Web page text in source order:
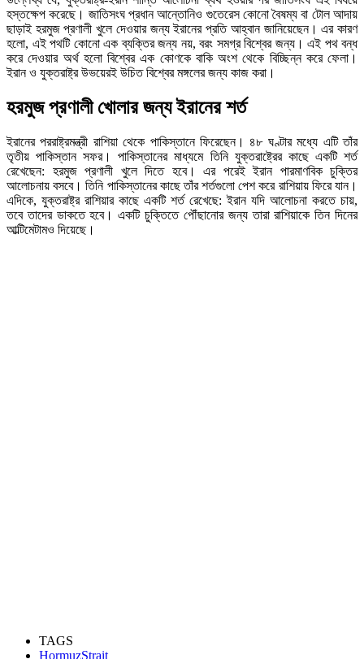
হস্তক্ষেপ করেছে। জাতিসংঘ প্রধান আন্তোনিও গুতেরেস কোনো বৈষম্য বা টোল আদায়
ছাড়াই হরমুজ প্রণালী খুলে দেওয়ার জন্য ইরানের প্রতি আহ্বান জানিয়েছেন। এর কারণ
হলো, এই পথটি কোনো এক ব্যক্তির জন্য নয়, বরং সমগ্র বিশ্বের জন্য। এই পথ বন্ধ
করে দেওয়ার অর্থ হলো বিশ্বের এক কোণকে বাকি অংশ থেকে বিচ্ছিন্ন করে ফেলা।
ইরান ও যুক্তরাষ্ট্র উভয়েরই উচিত বিশ্বের মঙ্গলের জন্য কাজ করা।
হরমুজ প্রণালী খোলার জন্য ইরানের শর্ত
ইরানের পররাষ্ট্রমন্ত্রী রাশিয়া থেকে পাকিস্তানে ফিরেছেন। ৪৮ ঘণ্টার মধ্যে এটি তাঁর
তৃতীয় পাকিস্তান সফর। পাকিস্তানের মাধ্যমে তিনি যুক্তরাষ্ট্রের কাছে একটি শর্ত
রেখেছেন: হরমুজ প্রণালী খুলে দিতে হবে। এর পরেই ইরান পারমাণবিক চুক্তির
আলোচনায় বসবে। তিনি পাকিস্তানের কাছে তাঁর শর্তগুলো পেশ করে রাশিয়ায় ফিরে যান।
এদিকে, যুক্তরাষ্ট্র রাশিয়ার কাছে একটি শর্ত রেখেছে: ইরান যদি আলোচনা করতে চায়,
তবে তাদের ডাকতে হবে। একটি চুক্তিতে পৌঁছানোর জন্য তারা রাশিয়াকে তিন দিনের
আল্টিমেটামও দিয়েছে।
TAGS
HormuzStrait